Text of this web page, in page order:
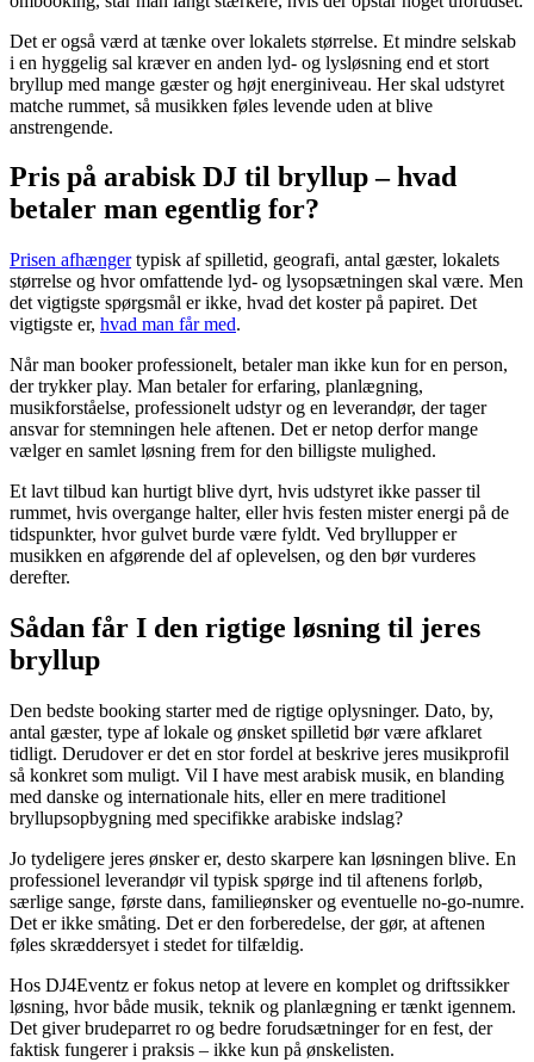
Det er også værd at tænke over lokalets størrelse. Et mindre selskab
i en hyggelig sal kræver en anden lyd- og lysløsning end et stort
bryllup med mange gæster og højt energiniveau. Her skal udstyret
matche rummet, så musikken føles levende uden at blive
anstrengende.
Pris på arabisk DJ til bryllup – hvad
betaler man egentlig for?
Prisen afhængertypisk af spilletid, geografi, antal gæster, lokalets
størrelse og hvor omfattende lyd- og lysopsætningen skal være. Men
det vigtigste spørgsmål er ikke, hvad det koster på papiret. Det
vigtigste er, hvad man får med.
Når man booker professionelt, betaler man ikke kun for en person,
der trykker play. Man betaler for erfaring, planlægning,
musikforståelse, professionelt udstyr og en leverandør, der tager
ansvar for stemningen hele aftenen. Det er netop derfor mange
vælger en samlet løsning frem for den billigste mulighed.
Et lavt tilbud kan hurtigt blive dyrt, hvis udstyret ikke passer til
rummet, hvis overgange halter, eller hvis festen mister energi på de
tidspunkter, hvor gulvet burde være fyldt. Ved bryllupper er
musikken en afgørende del af oplevelsen, og den bør vurderes
derefter.
Sådan får I den rigtige løsning til jeres
bryllup
Den bedste booking starter med de rigtige oplysninger. Dato, by,
antal gæster, type af lokale og ønsket spilletid bør være afklaret
tidligt. Derudover er det en stor fordel at beskrive jeres musikprofil
så konkret som muligt. Vil I have mest arabisk musik, en blanding
med danske og internationale hits, eller en mere traditionel
bryllupsopbygning med specifikke arabiske indslag?
Jo tydeligere jeres ønsker er, desto skarpere kan løsningen blive. En
professionel leverandør vil typisk spørge ind til aftenens forløb,
særlige sange, første dans, familieønsker og eventuelle no-go-numre.
Det er ikke småting. Det er den forberedelse, der gør, at aftenen
føles skræddersyet i stedet for tilfældig.
Hos DJ4Eventz er fokus netop at levere en komplet og driftssikker
løsning, hvor både musik, teknik og planlægning er tænkt igennem.
Det giver brudeparret ro og bedre forudsætninger for en fest, der
faktisk fungerer i praksis – ikke kun på ønskelisten.